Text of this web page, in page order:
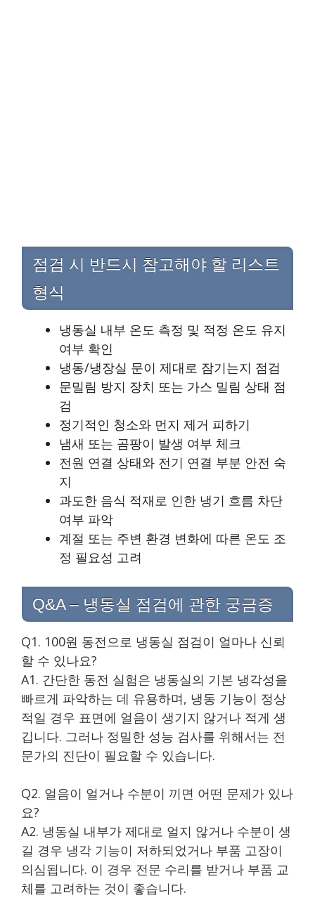
점검 시 반드시 참고해야 할 리스트
형식
냉동실 내부 온도 측정 및 적정 온도 유지
여부 확인
냉동/냉장실 문이 제대로 잠기는지 점검
문밀림 방지 장치 또는 가스 밀림 상태 점
검
정기적인 청소와 먼지 제거 피하기
냄새 또는 곰팡이 발생 여부 체크
전원 연결 상태와 전기 연결 부분 안전 숙
지
과도한 음식 적재로 인한 냉기 흐름 차단
여부 파악
계절 또는 주변 환경 변화에 따른 온도 조
정 필요성 고려
Q&A – 냉동실 점검에 관한 궁금증
Q1. 100원 동전으로 냉동실 점검이 얼마나 신뢰
할 수 있나요?
A1. 간단한 동전 실험은 냉동실의 기본 냉각성을
빠르게 파악하는 데 유용하며, 냉동 기능이 정상
적일 경우 표면에 얼음이 생기지 않거나 적게 생
깁니다. 그러나 정밀한 성능 검사를 위해서는 전
문가의 진단이 필요할 수 있습니다.
Q2. 얼음이 얼거나 수분이 끼면 어떤 문제가 있나
요?
A2. 냉동실 내부가 제대로 얼지 않거나 수분이 생
길 경우 냉각 기능이 저하되었거나 부품 고장이
의심됩니다. 이 경우 전문 수리를 받거나 부품 교
체를 고려하는 것이 좋습니다.